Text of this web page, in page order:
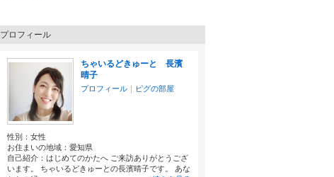
プロフィール
ちゃいるどきゅーと 長濱
晴子
プロフィール ｜ ピグの部屋
性別： 女性
お住まいの地域： 愛知県
自己紹介：はじめてのかたへ ご来訪ありがとうござ
います。 ちゃいるどきゅーとの長濱晴子です。 あな